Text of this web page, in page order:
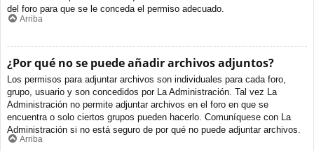
del foro para que se le conceda el permiso adecuado.
Arriba
¿Por qué no se puede añadir archivos adjuntos?
Los permisos para adjuntar archivos son individuales para cada foro,
grupo, usuario y son concedidos por La Administración. Tal vez La
Administración no permite adjuntar archivos en el foro en que se
encuentra o solo ciertos grupos pueden hacerlo. Comuníquese con La
Administración si no está seguro de por qué no puede adjuntar archivos.
Arriba